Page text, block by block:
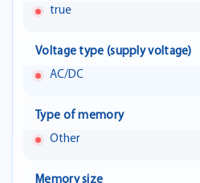
true
Voltage type (supply voltage)
AC/DC
Type of memory
Other
Memory size